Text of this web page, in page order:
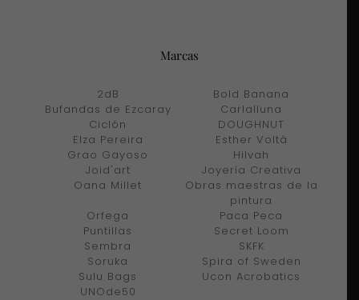
Marcas
2dB
Bold Banana
Bufandas de Ezcaray
Carlalluna
Ciclón
DOUGHNUT
Elza Pereira
Esther Voltà
Grao Gayoso
Hilvah
Joid'art
Joyería Creativa
Oana Millet
Obras maestras de la
pintura
Orfega
Paca Peca
Puntillas
Secret Loom
Sembra
SKFK
Soruka
Spira of Sweden
Sulu Bags
Ucon Acrobatics
UNOde50